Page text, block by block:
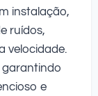
instalação,
ruídos,
velocidade.
e